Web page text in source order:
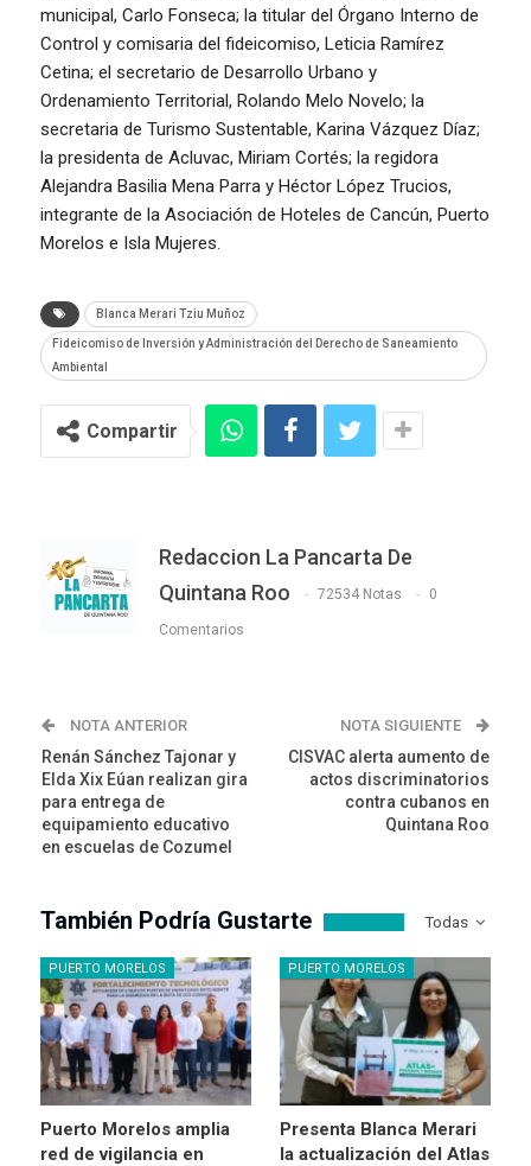
municipal, Carlo Fonseca; la titular del Órgano Interno de
Control y comisaria del fideicomiso, Leticia Ramírez
Cetina; el secretario de Desarrollo Urbano y
Ordenamiento Territorial, Rolando Melo Novelo; la
secretaria de Turismo Sustentable, Karina Vázquez Díaz;
la presidenta de Acluvac, Miriam Cortés; la regidora
Alejandra Basilia Mena Parra y Héctor López Trucios,
integrante de la Asociación de Hoteles de Cancún, Puerto
Morelos e Isla Mujeres.
Blanca Merari Tziu Muñoz
Fideicomiso de Inversión y Administración del Derecho de Saneamiento
Ambiental
Compartir
Redaccion La Pancarta De
Quintana Roo
72534 Notas 0
Comentarios
NOTA ANTERIOR
Renán Sánchez Tajonar y
Elda Xix Eúan realizan gira
para entrega de
equipamiento educativo
en escuelas de Cozumel
NOTA SIGUIENTE
CISVAC alerta aumento de
actos discriminatorios
contra cubanos en
Quintana Roo
Todas
También Podría Gustarte
PUERTO MORELOS
Puerto Morelos amplia
red de vigilancia en
PUERTO MORELOS
Presenta Blanca Merari
la actualización del Atlas